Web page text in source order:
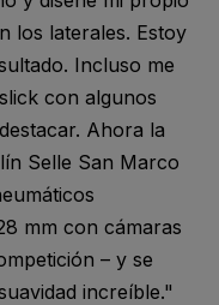
los laterales. Estoy
Incluso me
con algunos
Ahora la
Selle San Marco
mm con cámaras
– y se
increíble."